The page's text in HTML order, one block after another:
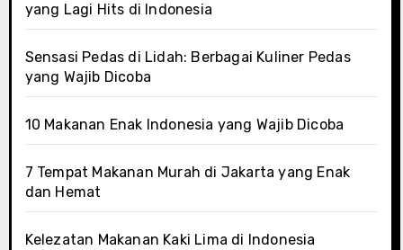
yang Lagi Hits di Indonesia
Sensasi Pedas di Lidah: Berbagai Kuliner Pedas
yang Wajib Dicoba
10 Makanan Enak Indonesia yang Wajib Dicoba
7 Tempat Makanan Murah di Jakarta yang Enak
dan Hemat
Kelezatan Makanan Kaki Lima di Indonesia